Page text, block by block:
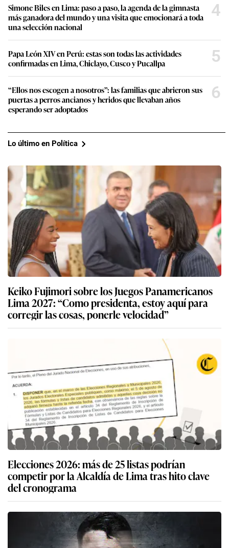
Simone Biles en Lima: paso a paso, la agenda de la gimnasta
más ganadora del mundo y una visita que emocionará a toda
una selección nacional
4
Papa León XIV en Perú: estas son todas las actividades
confirmadas en Lima, Chiclayo, Cusco y Pucallpa
5
“Ellos nos escogen a nosotros”: las familias que abrieron sus
puertas a perros ancianos y heridos que llevaban años
esperando ser adoptados
6
Lo último en Política
Keiko Fujimori sobre los Juegos Panamericanos
Lima 2027: “Como presidenta, estoy aquí para
corregir las cosas, ponerle velocidad”
Elecciones 2026: más de 25 listas podrían
competir por la Alcaldía de Lima tras hito clave
del cronograma